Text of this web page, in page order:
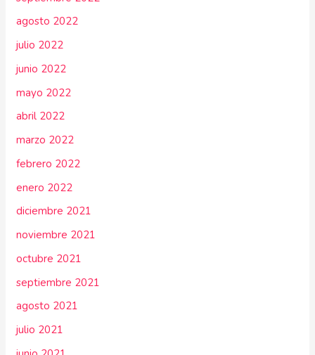
agosto 2022
julio 2022
junio 2022
mayo 2022
abril 2022
marzo 2022
febrero 2022
enero 2022
diciembre 2021
noviembre 2021
octubre 2021
septiembre 2021
agosto 2021
julio 2021